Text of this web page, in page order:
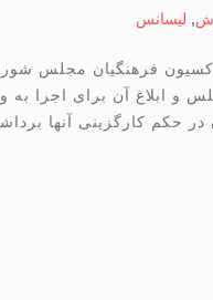
, لیسانس
فرهنگیان مجلس
و ابلاغ آن برای اجرا
حکم کارگزینی آنها